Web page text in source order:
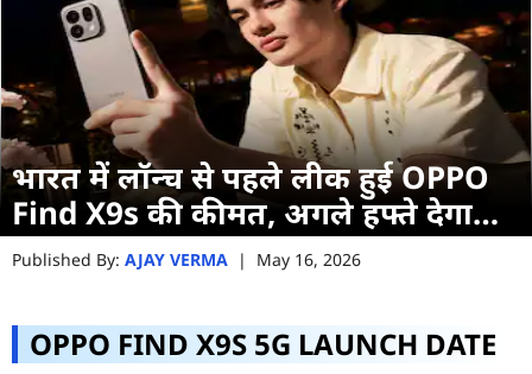
भारत में लॉन्च से पहले लीक हुई OPPO
Find X9s की कीमत, अगले हफ्ते देगा
दस्तक
Published By: AJAY VERMA | May 16, 2026
OPPO FIND X9S 5G LAUNCH DATE